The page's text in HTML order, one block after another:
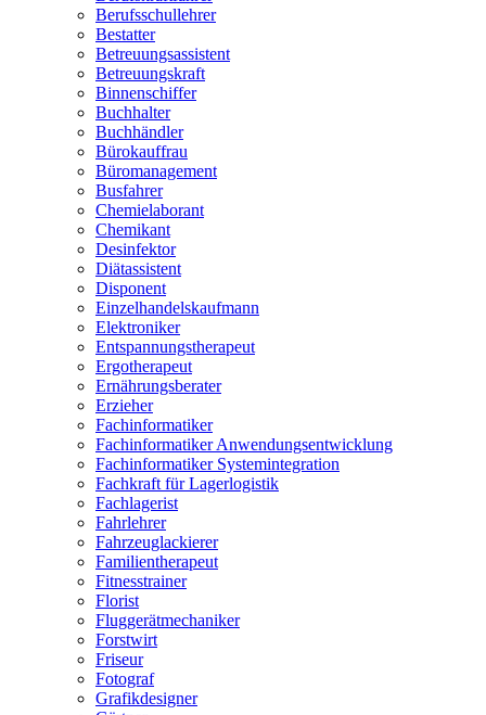
Berufsschullehrer
Bestatter
Betreuungsassistent
Betreuungskraft
Binnenschiffer
Buchhalter
Buchhändler
Bürokauffrau
Büromanagement
Busfahrer
Chemielaborant
Chemikant
Desinfektor
Diätassistent
Disponent
Einzelhandelskaufmann
Elektroniker
Entspannungstherapeut
Ergotherapeut
Ernährungsberater
Erzieher
Fachinformatiker
Fachinformatiker Anwendungsentwicklung
Fachinformatiker Systemintegration
Fachkraft für Lagerlogistik
Fachlagerist
Fahrlehrer
Fahrzeuglackierer
Familientherapeut
Fitnesstrainer
Florist
Fluggerätmechaniker
Forstwirt
Friseur
Fotograf
Grafikdesigner